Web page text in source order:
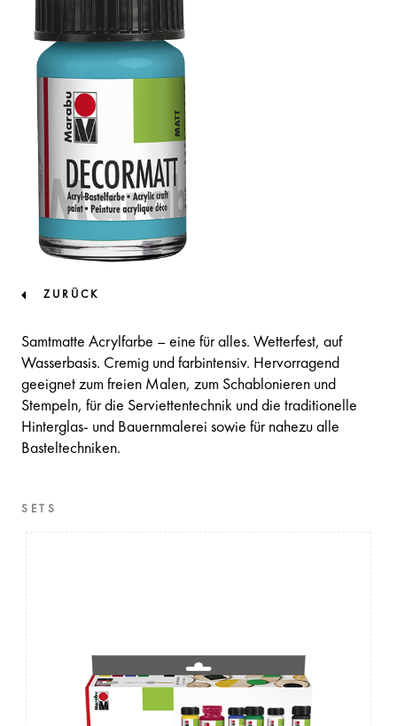
ZURÜCK
Samtmatte Acrylfarbe – eine für alles. Wetterfest, auf
Wasserbasis. Cremig und farbintensiv. Hervorragend
geeignet zum freien Malen, zum Schablonieren und
Stempeln, für die Serviettentechnik und die traditionelle
Hinterglas- und Bauernmalerei sowie für nahezu alle
Basteltechniken.
SETS